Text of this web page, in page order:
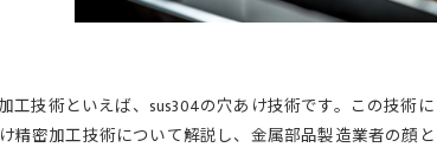
工技術といえば、sus304の穴あけ技術です。この技術
精密加工技術について解説し、金属部品製造業者の顔